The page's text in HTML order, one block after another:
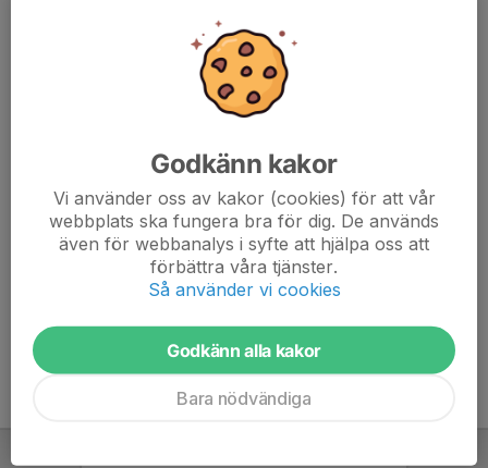
Här hamnar automatiskt de senaste nyheterna på hemsidan. För
att kunna börja administrera hemsidan loggar du in högst upp till
höger.
Godkänn kakor
Vi använder oss av kakor (cookies) för att vår
webbplats ska fungera bra för dig. De används
även för webbanalys i syfte att hjälpa oss att
förbättra våra tjänster.
Så använder vi cookies
Godkänn alla kakor
Bara nödvändiga